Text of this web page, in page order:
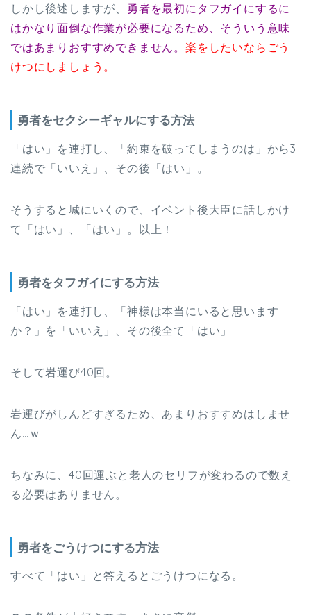
しかし後述しますが、 勇者を最初にタフガイにするに
はかなり面倒な作業が必要になるため、そういう意味
ではあまりおすすめできません。楽をしたいならごう
けつにしましょう。
勇者をセクシーギャルにする方法
「はい」を連打し、「約束を破ってしまうのは」から3
連続で「いいえ」、その後「はい」。
そうすると城にいくので、イベント後大臣に話しかけ
て「はい」、「はい」。以上！
勇者をタフガイにする方法
「はい」を連打し、「神様は本当にいると思います
か？」を「いいえ」、その後全て「はい」
そして岩運び40回。
岩運びがしんどすぎるため、あまりおすすめはしませ
ん…ｗ
ちなみに、40回運ぶと老人のセリフが変わるので数え
る必要はありません。
勇者をごうけつにする方法
すべて「はい」と答えるとごうけつになる。